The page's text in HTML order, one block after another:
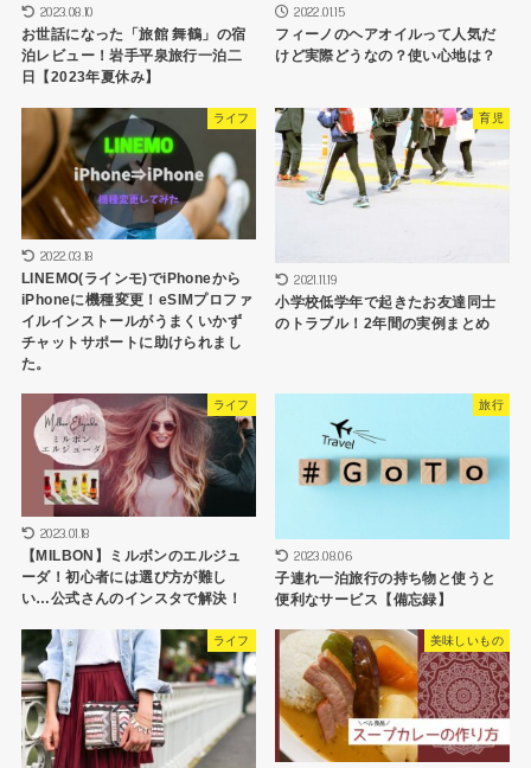
2023.08.10
お世話になった「旅館 舞鶴」の宿
泊レビュー！岩手平泉旅行一泊二
日【2023年夏休み】
2022.01.15
フィーノのヘアオイルって人気だ
けど実際どうなの？使い心地は？
ライフ
2022.03.18
LINEMO(ラインモ)でiPhoneから
iPhoneに機種変更！eSIMプロファ
イルインストールがうまくいかず
チャットサポートに助けられまし
た。
育児
2021.11.19
小学校低学年で起きたお友達同士
のトラブル！2年間の実例まとめ
ライフ
2023.01.18
【MILBON】ミルボンのエルジュ
ーダ！初心者には選び方が難し
い…公式さんのインスタで解決！
旅行
2023.08.06
子連れ一泊旅行の持ち物と使うと
便利なサービス【備忘録】
ライフ 美味しいもの